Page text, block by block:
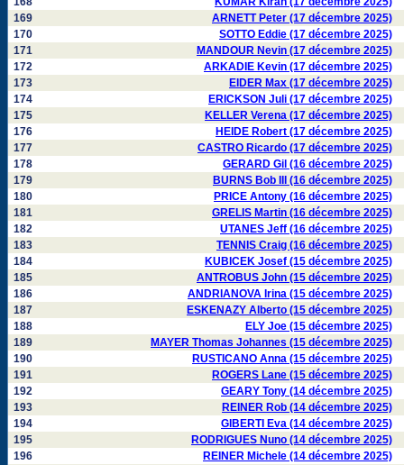
169
ARNETT Peter (17 décembre 2025)
170
SOTTO Eddie (17 décembre 2025)
171
MANDOUR Nevin (17 décembre 2025)
172
ARKADIE Kevin (17 décembre 2025)
173
EIDER Max (17 décembre 2025)
174
ERICKSON Juli (17 décembre 2025)
175
KELLER Verena (17 décembre 2025)
176
HEIDE Robert (17 décembre 2025)
177
CASTRO Ricardo (17 décembre 2025)
178
GERARD Gil (16 décembre 2025)
179
BURNS Bob III (16 décembre 2025)
180
PRICE Antony (16 décembre 2025)
181
GRELIS Martin (16 décembre 2025)
182
UTANES Jeff (16 décembre 2025)
183
TENNIS Craig (16 décembre 2025)
184
KUBICEK Josef (15 décembre 2025)
185
ANTROBUS John (15 décembre 2025)
186
ANDRIANOVA Irina (15 décembre 2025)
187
ESKENAZY Alberto (15 décembre 2025)
188
ELY Joe (15 décembre 2025)
189
MAYER Thomas Johannes (15 décembre 2025)
190
RUSTICANO Anna (15 décembre 2025)
191
ROGERS Lane (15 décembre 2025)
192
GEARY Tony (14 décembre 2025)
193
REINER Rob (14 décembre 2025)
194
GIBERTI Eva (14 décembre 2025)
195
RODRIGUES Nuno (14 décembre 2025)
196
REINER Michele (14 décembre 2025)